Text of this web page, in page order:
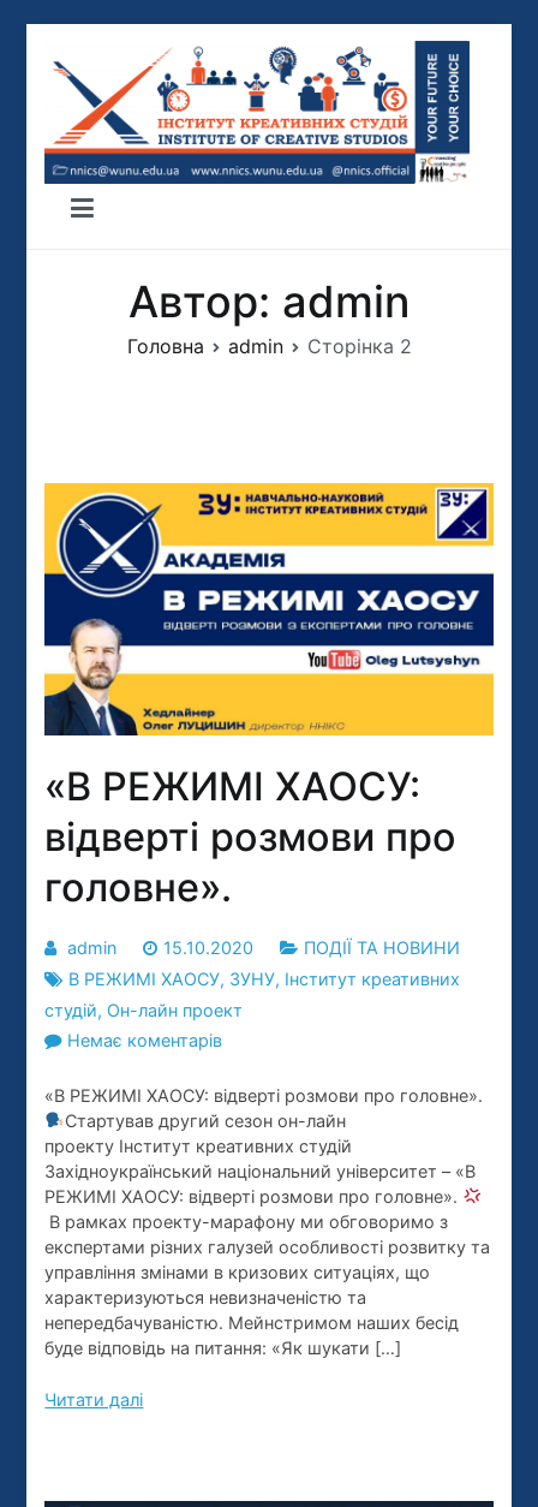
вмісту
ІНСТИТУТ КРЕАТИВНИХ СТУДІЙ
ННІКС
Автор: admin
Головна admin Сторінка 2
«В РЕЖИМІ ХАОСУ:
відверті розмови про
головне».
admin 15.10.2020
ПОДІЇ ТА НОВИНИ
В РЕЖИМІ ХАОСУ, ЗУНУ, Інститут креативних
студій, Он-лайн проект
Немає коментарівдо
РЕЖИМІ
ХАОСУ:
відверті
розмови
про
головне».
«В РЕЖИМІ ХАОСУ: відверті розмови про головне».
Стартував другий сезон он-лайн
проекту Інститут креативних студій
Західноукраїнський національний університет – «В
РЕЖИМІ ХАОСУ: відверті розмови про головне».
В рамках проекту-марафону ми обговоримо з
експертами різних галузей особливості розвитку та
управління змінами в кризових ситуаціях, що
характеризуються невизначеністю та
непередбачуваністю. Мейнстримом наших бесід
буде відповідь на питання: «Як шукати […]
Читати далі